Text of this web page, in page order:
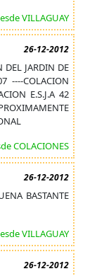
VILLAGUAY
26-12-2012
DEL JARDIN DE
----COLACION
E.S.J.A 42
COLACIONES
26-12-2012
BASTANTE
VILLAGUAY
26-12-2012